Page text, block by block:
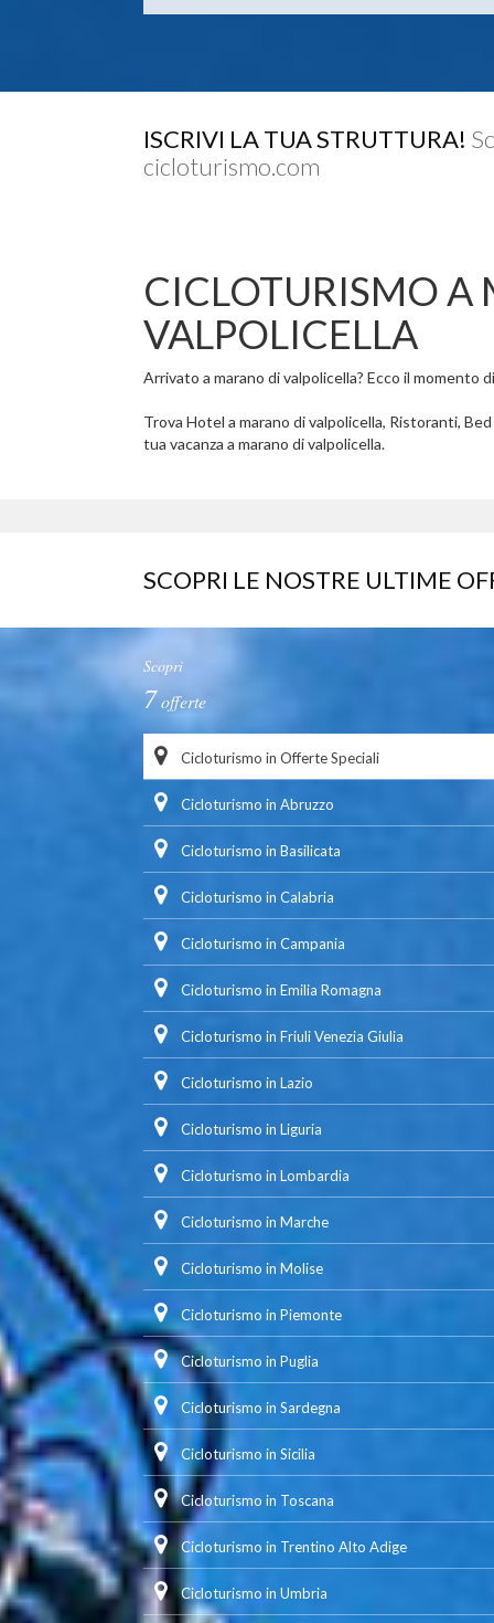
ISCRIVI LA TUA STRUTTURA!
cicloturismo.com
CICLOTURISMO A
VALPOLICELLA
Arrivato a marano di valpolicella? Ecco il momento
Trova Hotel a marano di valpolicella, Ristoranti,
tua vacanza a marano di valpolicella.
SCOPRI LE NOSTRE ULTIME
Scopri
7offerte
Cicloturismo in Offerte Speciali
Cicloturismo in Abruzzo
Cicloturismo in Basilicata
Cicloturismo in Calabria
Cicloturismo in Campania
Cicloturismo in Emilia Romagna
Cicloturismo in Friuli Venezia Giulia
Cicloturismo in Lazio
Cicloturismo in Liguria
Cicloturismo in Lombardia
Cicloturismo in Marche
Cicloturismo in Molise
Cicloturismo in Piemonte
Cicloturismo in Puglia
Cicloturismo in Sardegna
Cicloturismo in Sicilia
Cicloturismo in Toscana
Cicloturismo in Trentino Alto Adige
Cicloturismo in Umbria